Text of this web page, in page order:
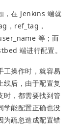
，在 Jenkins 端就
，ref_tag，
等；而
端进行配置。
工操作时，就容易
线后，由于配置复
时，都需要找到管
学能配置正确也没
为疏忽造成配置错